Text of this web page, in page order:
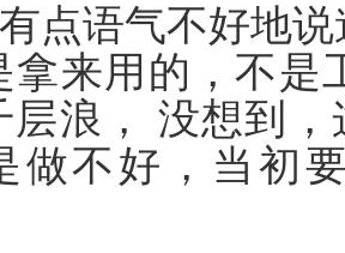
点语气不好地
拿来用的，不是
层浪， 没想到
做不好，当初